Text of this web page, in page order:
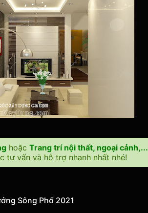
hoặc Trang trí nội thất, ngoại cảnh,...
tư vấn và hỗ trợ nhanh nhất nhé!
Sông Phố 2021